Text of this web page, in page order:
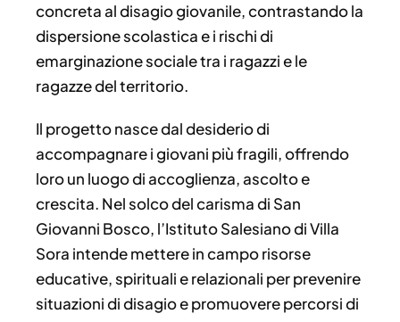
concreta al disagio giovanile, contrastando la
dispersione scolastica e i rischi di
emarginazione sociale tra i ragazzi e le
ragazze del territorio.
Il progetto nasce dal desiderio di
accompagnare i giovani più fragili, offrendo
loro un luogo di accoglienza, ascolto e
crescita. Nel solco del carisma di San
Giovanni Bosco, l’Istituto Salesiano di Villa
Sora intende mettere in campo risorse
educative, spirituali e relazionali per prevenire
situazioni di disagio e promuovere percorsi di